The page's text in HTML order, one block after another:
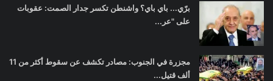
برّي... باي باي؟ واشنطن تكسر جدار الصمت: عقوبات
على "عر...
مجزرة في الجنوب: مصادر تكشف عن سقوط أكثر من 11
ألف قتيل...